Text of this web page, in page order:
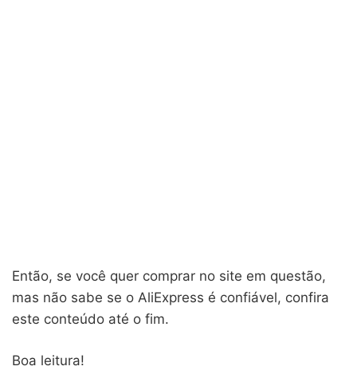
Então, se você quer comprar no site em questão,
mas não sabe se o AliExpress é confiável, confira
este conteúdo até o fim.
Boa leitura!